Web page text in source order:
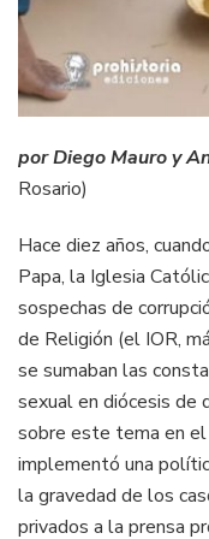
por Diego Mauro y
Rosario)
Hace diez años,
Papa, la Iglesia
sospechas de
de Religión (el IOR,
se sumaban las
sexual en diócesis de
sobre este tema en
implementó una
la gravedad de los
privados a la prensa